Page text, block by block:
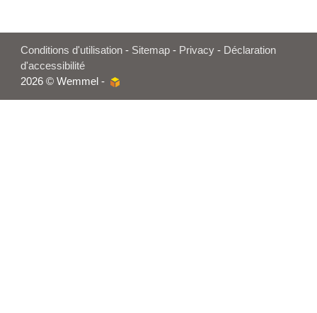
Conditions d'utilisation - Sitemap - Privacy - Déclaration
d'accessibilité
2026 © Wemmel -